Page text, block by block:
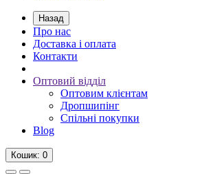
Назад
Про нас
Доставка і оплата
Контакти
Оптовий відділ
Оптовим клієнтам
Дропшипінг
Спільні покупки
Blog
Кошик: 0